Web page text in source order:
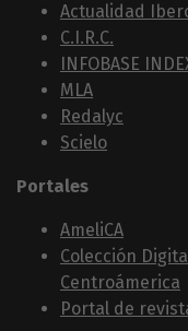
Actualidad
C.I.R.C.
INFOBASE
MLA
Redalyc
Scielo
Portales
AmeliCA
Colección
Centroámerica
Portal de